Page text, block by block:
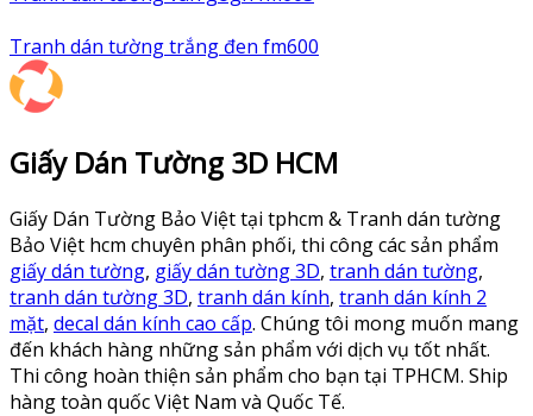
Tranh dán tường trắng đen fm600
Giấy Dán Tường 3D HCM
Giấy Dán Tường Bảo Việt tại tphcm & Tranh dán tường
Bảo Việt hcm chuyên phân phối, thi công các sản phẩm
giấy dán tường, giấy dán tường 3D, tranh dán tường,
tranh dán tường 3D, tranh dán kính, tranh dán kính 2
mặt, decal dán kính cao cấp. Chúng tôi mong muốn mang
đến khách hàng những sản phẩm với dịch vụ tốt nhất.
Thi công hoàn thiện sản phẩm cho bạn tại TPHCM. Ship
hàng toàn quốc Việt Nam và Quốc Tế.